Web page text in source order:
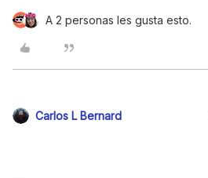
A 2 personas les gusta esto.
Carlos L Bernard